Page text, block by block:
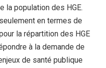
la population des HGE.
en termes de
la répartition des HGE
à la demande de
de santé publique